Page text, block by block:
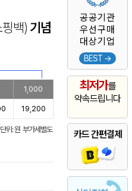
공공기관
우선구매
대상기업
BEST →
최저가를
약속드립니다
카드 간편결제
백) 기념
1,000
19,200
단위: 원 부가세별도